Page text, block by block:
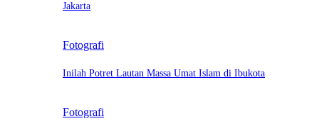
Jakarta
Fotografi
Inilah Potret Lautan Massa Umat Islam di Ibukota
Fotografi